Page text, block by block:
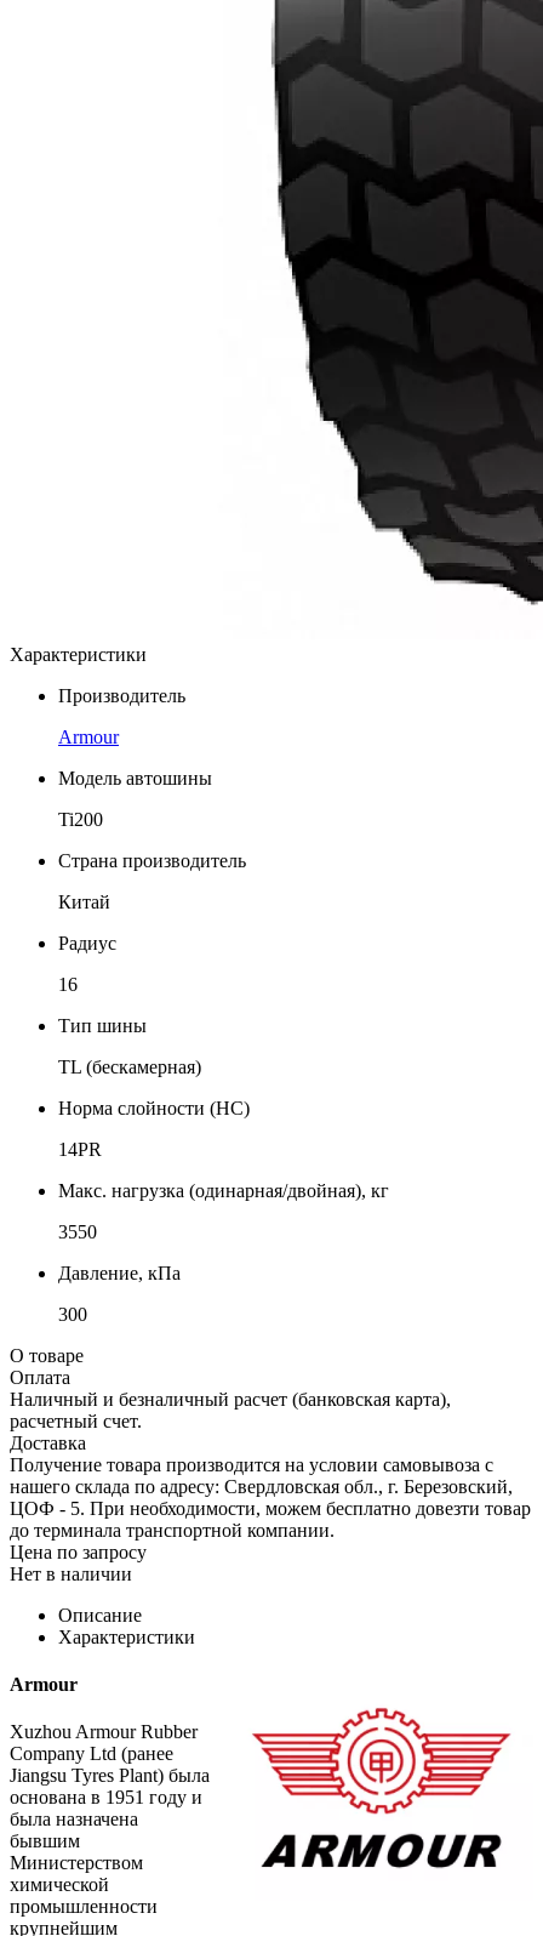
Характеристики
Производитель
Armour
Модель автошины
Ti200
Страна производитель
Китай
Радиус
16
Тип шины
TL (бескамерная)
Норма слойности (НС)
14PR
Макс. нагрузка (одинарная/двойная), кг
3550
Давление, кПа
300
О товаре
Оплата
Наличный и безналичный расчет (банковская карта),
расчетный счет.
Доставка
Получение товара производится на условии самовывоза с
нашего склада по адресу: Свердловская обл., г. Березовский,
ЦОФ - 5. При необходимости, можем бесплатно довезти товар
до терминала транспортной компании.
Цена по запросу
Нет в наличии
Описание
Характеристики
Armour
Xuzhou Armour Rubber
Company Ltd (ранее
Jiangsu Tyres Plant) была
основана в 1951 году и
была назначена
бывшим
Министерством
химической
промышленности
крупнейшим